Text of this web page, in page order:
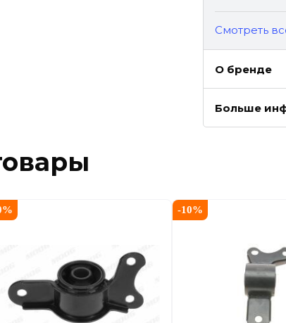
Cмотреть
О бренде
Больше
% -10%